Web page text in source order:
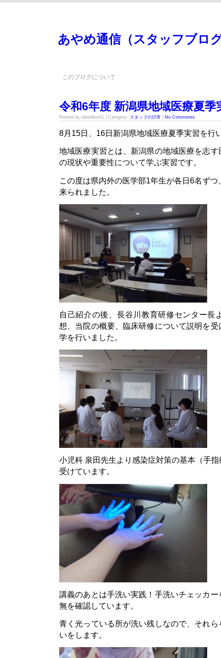
あやめ通信（スタッフブロ
このブログについて
令和6年度 新潟県地域医療夏季
Posted by sbteditor01 | Category: スタッフの日常 No Comments
8月15日、16日新潟県地域医療夏季実習を行
地域医療実習とは、新潟県の地域医療を志
の現状や重要性について学ぶ実習です。
この度は県内外の医学部1年生が各日6名ず
来られました。
自己紹介の後、長谷川教育研修センター長
想、当院の概要、臨床研修について説明を
学を行いました。
小児科 泉田先生より感染症対策の基本（手
受けています。
講義のあとは手洗い実践！手洗いチェッカ
無を確認しています。
青く光っている所が洗い残しなので、それ
いをします。